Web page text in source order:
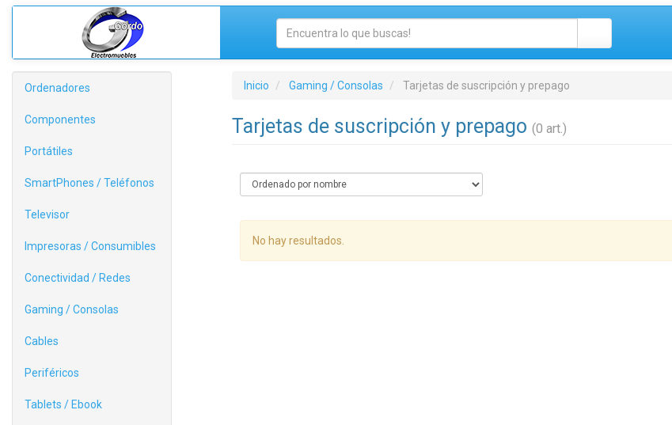
Ordenadores
Componentes
Portátiles
SmartPhones / Teléfonos
Televisor
Impresoras / Consumibles
Conectividad / Redes
Gaming / Consolas
Cables
Periféricos
Tablets / Ebook
Inicio Gaming / Consolas Tarjetas de suscripción y prepago
Tarjetas de suscripción y prepago (0 art.)
No hay resultados.